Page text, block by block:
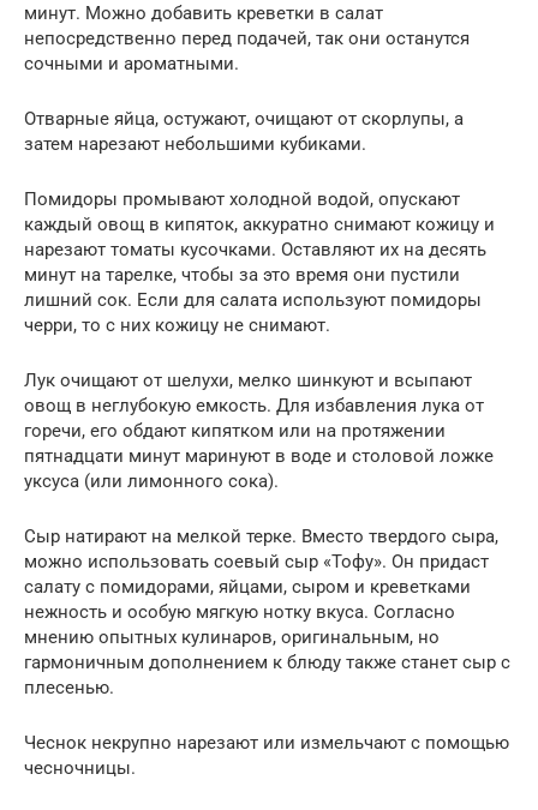
минут. Можно добавить креветки в салат
непосредственно перед подачей, так они останутся
сочными и ароматными.
Отварные яйца, остужают, очищают от скорлупы, а
затем нарезают небольшими кубиками.
Помидоры промывают холодной водой, опускают
каждый овощ в кипяток, аккуратно снимают кожицу и
нарезают томаты кусочками. Оставляют их на десять
минут на тарелке, чтобы за это время они пустили
лишний сок. Если для салата используют помидоры
черри, то с них кожицу не снимают.
Лук очищают от шелухи, мелко шинкуют и всыпают
овощ в неглубокую емкость. Для избавления лука от
горечи, его обдают кипятком или на протяжении
пятнадцати минут маринуют в воде и столовой ложке
уксуса (или лимонного сока).
Сыр натирают на мелкой терке. Вместо твердого сыра,
можно использовать соевый сыр «Тофу». Он придаст
салату с помидорами, яйцами, сыром и креветками
нежность и особую мягкую нотку вкуса. Согласно
мнению опытных кулинаров, оригинальным, но
гармоничным дополнением к блюду также станет сыр с
плесенью.
Чеснок некрупно нарезают или измельчают с помощью
чесночницы.